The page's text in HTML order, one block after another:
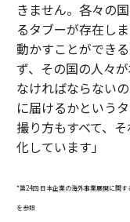
きません。各々の
るタブーが存在し
動かすことができ
ず、その国の人々
なければならない
に届けるかという
撮り方もすべて、
化しています」
*第24回 日本企業の海外事業展開に関す
を参照